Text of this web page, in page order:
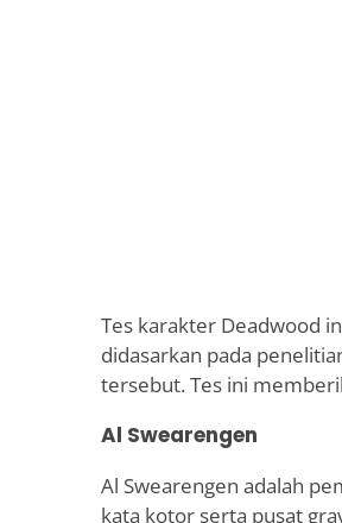
Tes karakter Deadwood
didasarkan pada
tersebut. Tes ini
Al Swearengen
Al Swearengen adalah
kata kotor serta pusat